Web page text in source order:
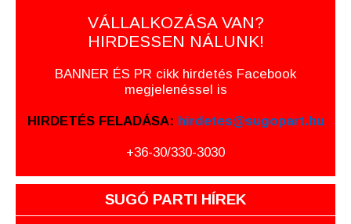
VÁLLALKOZÁSA VAN?
HIRDESSEN NÁLUNK!
BANNER ÉS PR cikk hirdetés Facebook
megjelenéssel is
HIRDETÉS FELADÁSA: hirdetes@sugopart.hu
+36-30/330-3030
SUGÓ PARTI HÍREK